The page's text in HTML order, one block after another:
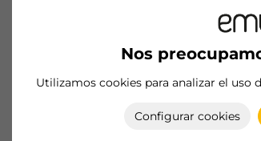
Nos
Utilizamos cookies para analizar el uso
Configurar cookies
Cajones
Cajones duraderos y
diseñados para cocina, baño,